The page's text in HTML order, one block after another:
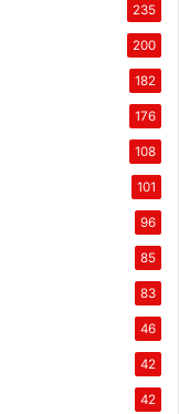
235
200
182
176
108
101
96
85
83
46
42
42